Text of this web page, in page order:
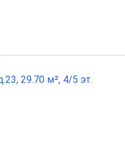
29.70 м², 4/5 эт.